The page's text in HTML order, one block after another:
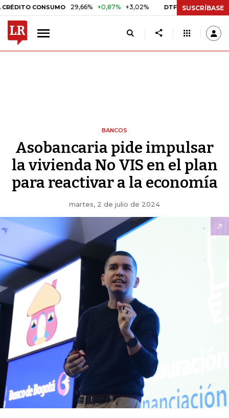
CONSUMO 29,66% +0,87% +3,02% DTF 10,34% +0,10%
SUSCRÍBASE
BANCOS
Asobancaria pide impulsar
la vivienda No VIS en el plan
para reactivar a la economía
martes, 2 de julio de 2024